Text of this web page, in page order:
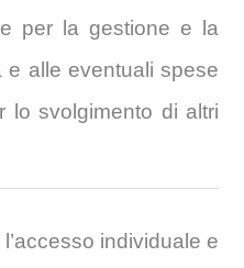
per la gestione e la
e alle eventuali spese
lo svolgimento di altri
individuale e